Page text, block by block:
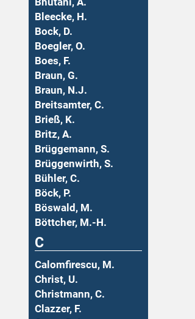
Bleecke, H.
Bock, D.
Boegler, O.
Boes, F.
Braun, G.
Braun, N.J.
Breitsamter, C.
Brieß, K.
Britz, A.
Brüggemann, S.
Brüggenwirth, S.
Bühler, C.
Böck, P.
Böswald, M.
Böttcher, M.-H.
C
Calomfirescu, M.
Christ, U.
Christmann, C.
Clazzer, F.